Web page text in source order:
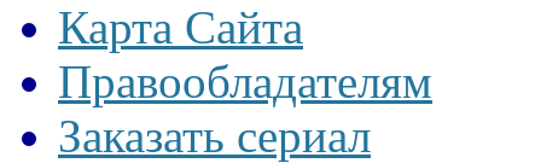
Карта Сайта
Правообладателям
Заказать сериал